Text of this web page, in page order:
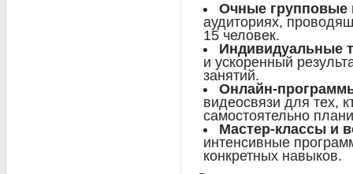
Очные групповые
аудиториях,
15 человек.
Индивидуальные
и ускоренный
занятий.
Онлайн-
видеосвязи для тех,
самостоятельно
Мастер-классы и
интенсивные
конкретных навыков.